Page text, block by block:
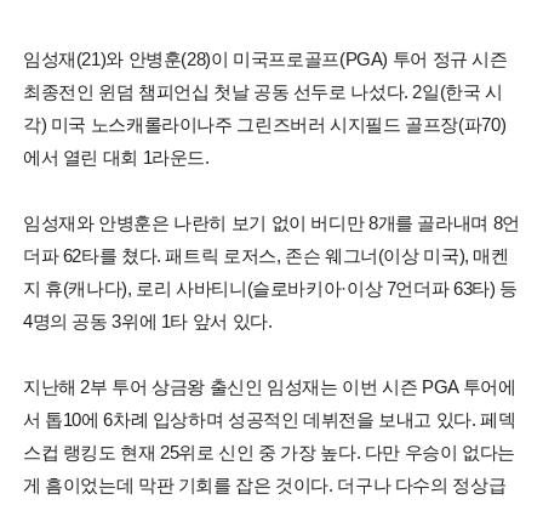
임성재(21)와 안병훈(28)이 미국프로골프(PGA) 투어 정규 시즌
최종전인 윈덤 챔피언십 첫날 공동 선두로 나섰다. 2일(한국 시
각) 미국 노스캐롤라이나주 그린즈버러 시지필드 골프장(파70)
에서 열린 대회 1라운드.
임성재와 안병훈은 나란히 보기 없이 버디만 8개를 골라내며 8언
더파 62타를 쳤다. 패트릭 로저스, 존슨 웨그너(이상 미국), 매켄
지 휴(캐나다), 로리 사바티니(슬로바키아·이상 7언더파 63타) 등
4명의 공동 3위에 1타 앞서 있다.
지난해 2부 투어 상금왕 출신인 임성재는 이번 시즌 PGA 투어에
서 톱10에 6차례 입상하며 성공적인 데뷔전을 보내고 있다. 페덱
스컵 랭킹도 현재 25위로 신인 중 가장 높다. 다만 우승이 없다는
게 흠이었는데 막판 기회를 잡은 것이다. 더구나 다수의 정상급